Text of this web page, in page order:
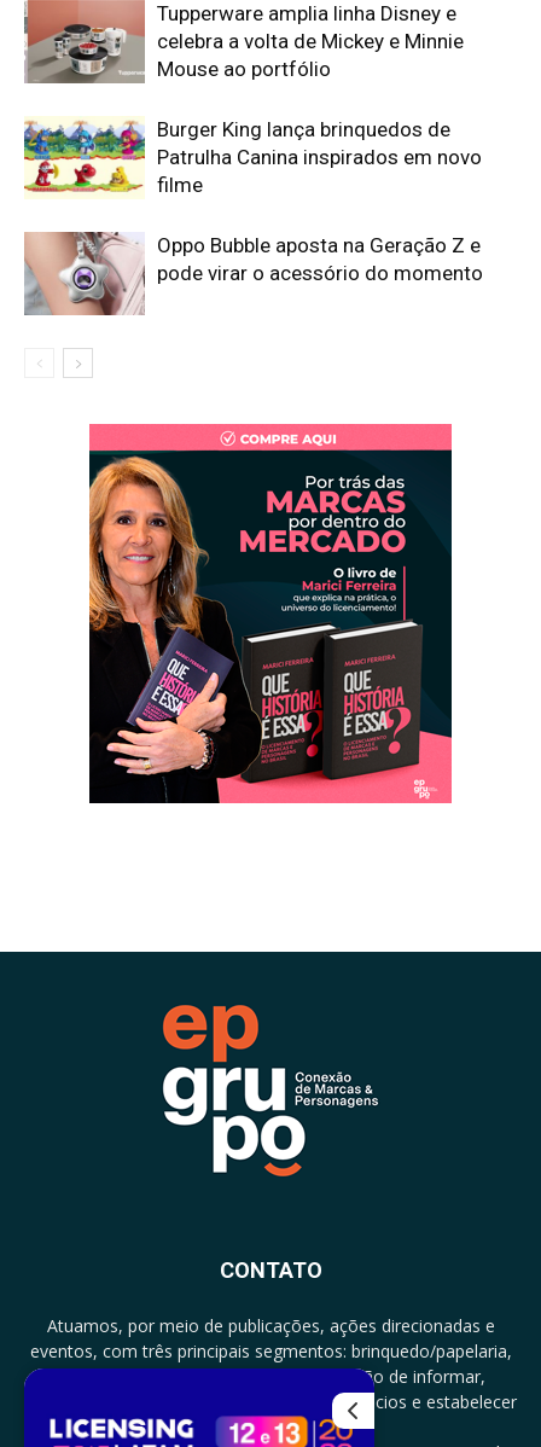
Tupperware amplia linha Disney e
celebra a volta de Mickey e Minnie
Mouse ao portfólio
Burger King lança brinquedos de
Patrulha Canina inspirados em novo
filme
Oppo Bubble aposta na Geração Z e
pode virar o acessório do momento
CONTATO
Atuamos, por meio de publicações, ações direcionadas e
eventos, com três principais segmentos: brinquedo/papelaria,
licenciamento e zero a três com a missão de informar,
documentar, proporcionar encontro de negócios e estabelecer
parcerias.